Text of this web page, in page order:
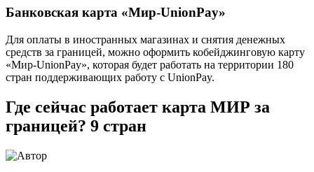
Банковская карта «Мир-UnionPay»
Для оплаты в иностранных магазинах и снятия денежных
средств за границей, можно оформить кобейджинговую карту
«Мир-UnionPay», которая будет работать на территории 180
стран поддерживающих работу с UnionPay.
Где сейчас работает карта МИР за
границей? 9 стран